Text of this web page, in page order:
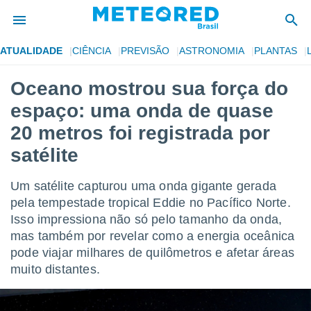
por
para
as
fornecidas
a este
das
e
forma
digital
ATUALIDADE CIÊNCIA PREVISÃO ASTRONOMIA PLANTAS
Oceano mostrou sua força do
espaço: uma onda de quase
20 metros foi registrada por
satélite
Um satélite capturou uma onda gigante gerada
pela tempestade tropical Eddie no Pacífico Norte.
Isso impressiona não só pelo tamanho da onda,
mas também por revelar como a energia oceânica
pode viajar milhares de quilômetros e afetar áreas
muito distantes.